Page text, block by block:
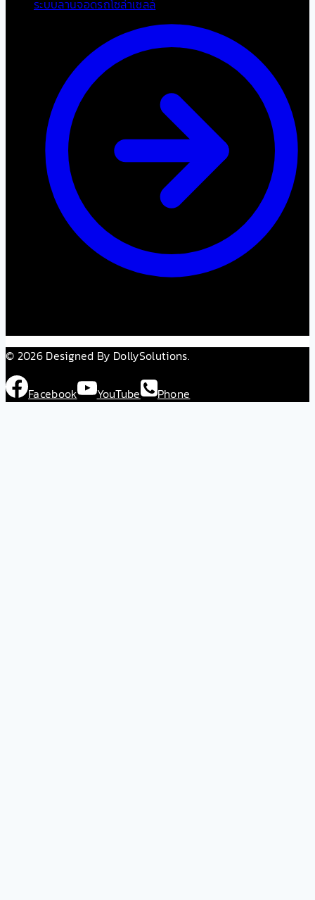
ระบบลานจอดรถโซล่าเซลล์
© 2026 Designed By DollySolutions.
Facebook YouTube Phone